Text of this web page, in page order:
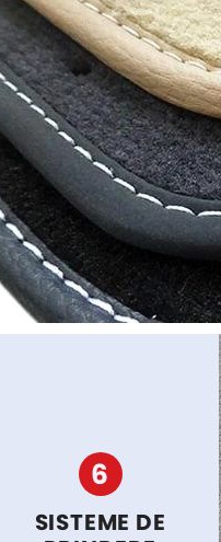
6
SISTEME DE